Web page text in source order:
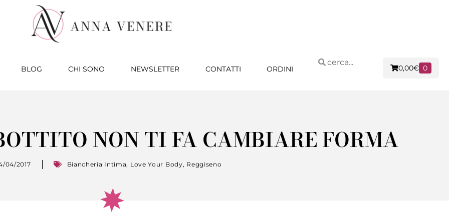
BLOG CHI SONO NEWSLETTER CONTATTI ORDINI 0,00€ 0
NON TI FA CAMBIARE FORMA
04/2017 Biancheria Intima, Love Your Body, Reggiseno